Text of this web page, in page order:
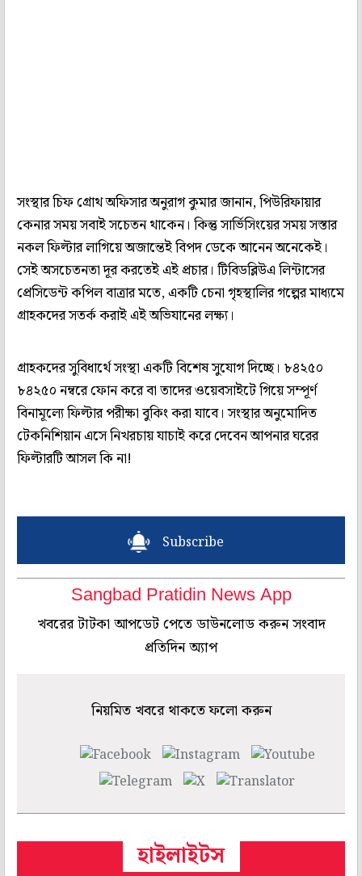
সংস্থার চিফ গ্রোথ অফিসার অনুরাগ কুমার জানান, পিউরিফায়ার
কেনার সময় সবাই সচেতন থাকেন। কিন্তু সার্ভিসিংয়ের সময় সস্তার
নকল ফিল্টার লাগিয়ে অজান্তেই বিপদ ডেকে আনেন অনেকেই।
সেই অসচেতনতা দূর করতেই এই প্রচার। টিবিডব্লিউএ লিন্টাসের
প্রেসিডেন্ট কপিল বাত্রার মতে, একটি চেনা গৃহস্থালির গল্পের মাধ্যমে
গ্রাহকদের সতর্ক করাই এই অভিযানের লক্ষ্য।
গ্রাহকদের সুবিধার্থে সংস্থা একটি বিশেষ সুযোগ দিচ্ছে। ৮৪২৫০
৮৪২৫০ নম্বরে ফোন করে বা তাদের ওয়েবসাইটে গিয়ে সম্পূর্ণ
বিনামূল্যে ফিল্টার পরীক্ষা বুকিং করা যাবে। সংস্থার অনুমোদিত
টেকনিশিয়ান এসে নিখরচায় যাচাই করে দেবেন আপনার ঘরের
ফিল্টারটি আসল কি না!
Subscribe
Sangbad Pratidin News App
খবরের টাটকা আপডেট পেতে ডাউনলোড করুন সংবাদ
প্রতিদিন অ্যাপ
নিয়মিত খবরে থাকতে ফলো করুন
হাইলাইটস